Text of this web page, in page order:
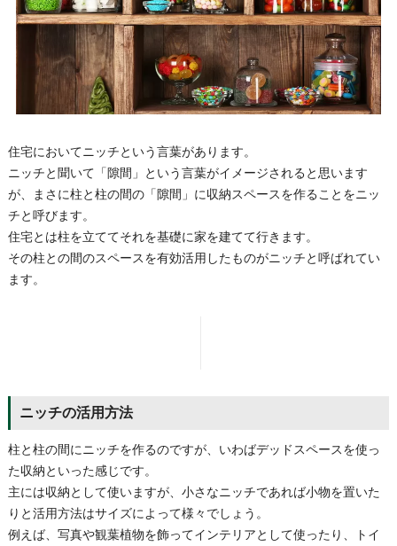
住宅においてニッチという言葉があります。
ニッチと聞いて「隙間」という言葉がイメージされると思います
が、まさに柱と柱の間の「隙間」に収納スペースを作ることをニッ
チと呼びます。
住宅とは柱を立ててそれを基礎に家を建てて行きます。
その柱との間のスペースを有効活用したものがニッチと呼ばれてい
ます。
ニッチの活用方法
柱と柱の間にニッチを作るのですが、いわばデッドスペースを使っ
た収納といった感じです。
主には収納として使いますが、小さなニッチであれば小物を置いた
りと活用方法はサイズによって様々でしょう。
例えば、写真や観葉植物を飾ってインテリアとして使ったり、トイ